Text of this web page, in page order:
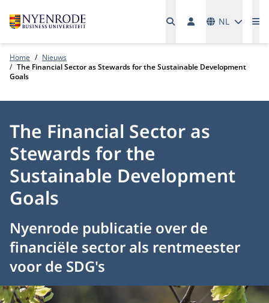
NL
Home
Nieuws
The Financial Sector as Stewards for the Sustainable Development
Goals
The Financial Sector as
Stewards for the
Sustainable Development
Goals
Nyenrode publicatie over de
financiële sector als rentmeester
voor de SDG's